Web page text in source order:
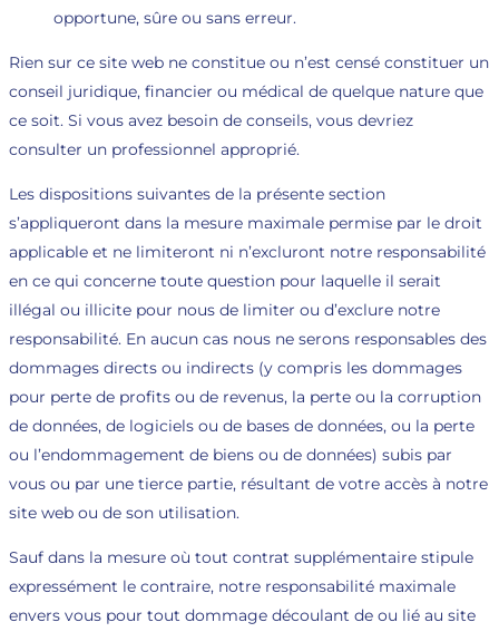
opportune, sûre ou sans erreur.
Rien sur ce site web ne constitue ou n’est censé constituer un
conseil juridique, financier ou médical de quelque nature que
ce soit. Si vous avez besoin de conseils, vous devriez
consulter un professionnel approprié.
Les dispositions suivantes de la présente section
s’appliqueront dans la mesure maximale permise par le droit
applicable et ne limiteront ni n’excluront notre responsabilité
en ce qui concerne toute question pour laquelle il serait
illégal ou illicite pour nous de limiter ou d’exclure notre
responsabilité. En aucun cas nous ne serons responsables des
dommages directs ou indirects (y compris les dommages
pour perte de profits ou de revenus, la perte ou la corruption
de données, de logiciels ou de bases de données, ou la perte
ou l’endommagement de biens ou de données) subis par
vous ou par une tierce partie, résultant de votre accès à notre
site web ou de son utilisation.
Sauf dans la mesure où tout contrat supplémentaire stipule
expressément le contraire, notre responsabilité maximale
envers vous pour tout dommage découlant de ou lié au site